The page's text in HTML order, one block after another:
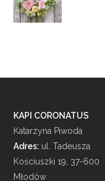
KAPI CORONATUS
Katarzyna Piwoda
Adres: ul. Tadeusza
Kościuszki 19, 37-600
Młodów